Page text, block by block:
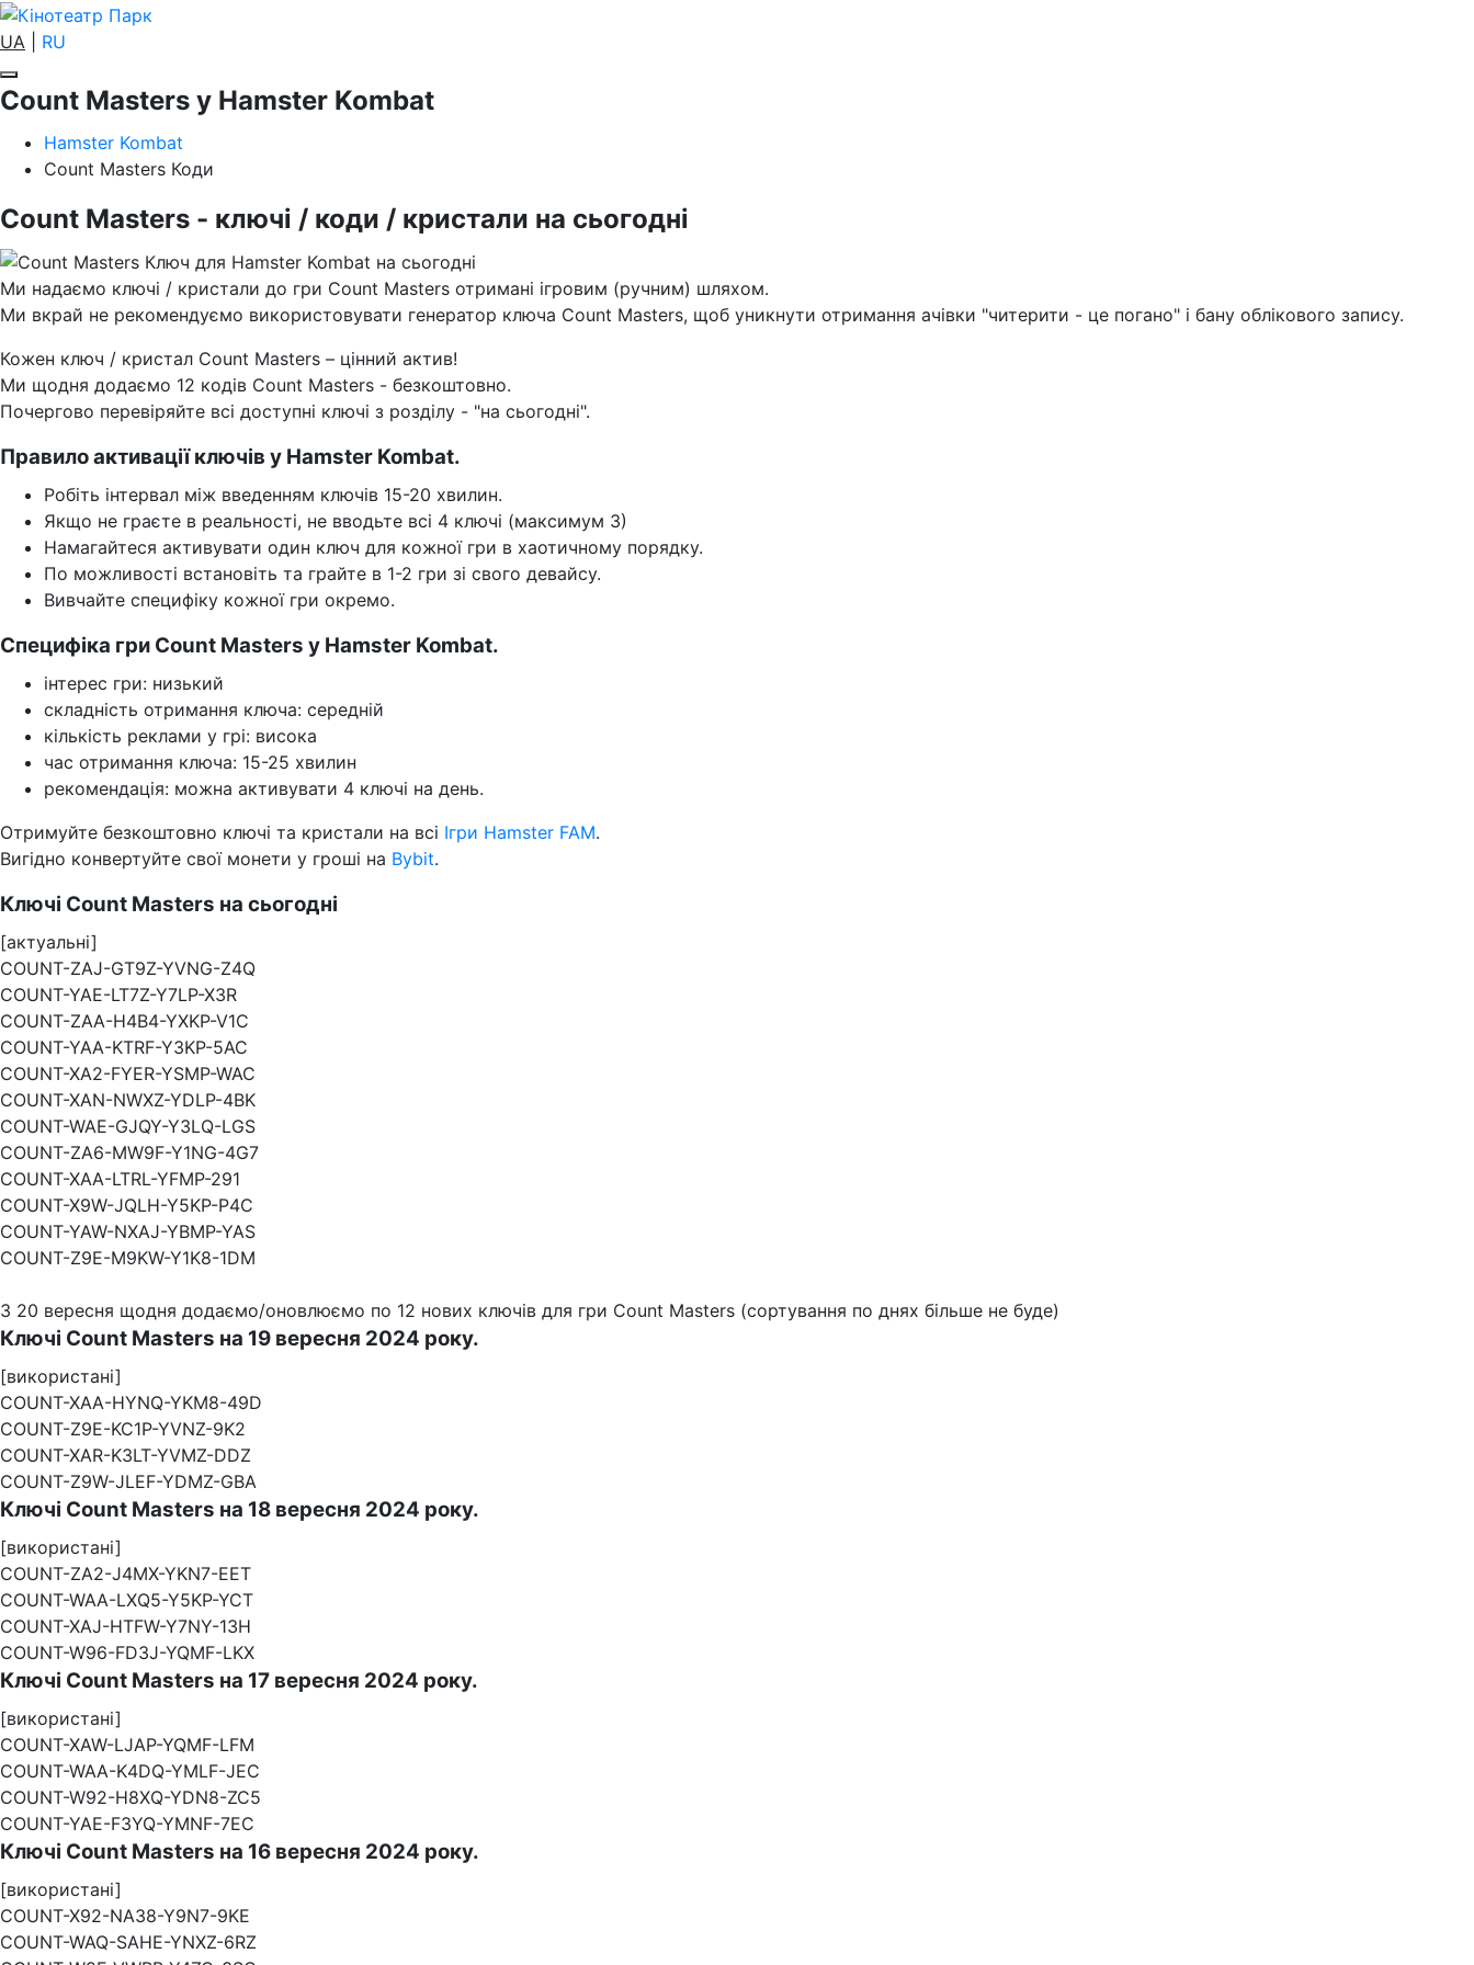
UA RU
Count Masters у Hamster Kombat
Hamster Kombat
Count Masters Коди
Count Masters - ключі / коди / кристали на сьогодні
Ми надаємо ключі / кристали до гри Count Masters отримані ігровим (ручним) шляхом.
Ми вкрай не рекомендуємо використовувати генератор ключа Count Masters, щоб уникнути отримання ачівки "читерити - це погано" і бану облікового запису.
Кожен ключ / кристал Count Masters – цінний актив!
Ми щодня додаємо 12 кодів Count Masters - безкоштовно.
Почергово перевіряйте всі доступні ключі з розділу - "на сьогодні".
Правило активації ключів у Hamster Kombat.
Робіть інтервал між введенням ключів 15-20 хвилин.
Якщо не граєте в реальності, не вводьте всі 4 ключі (максимум 3)
Намагайтеся активувати один ключ для кожної гри в хаотичному порядку.
По можливості встановіть та грайте в 1-2 гри зі свого девайсу.
Вивчайте специфіку кожної гри окремо.
Специфіка гри Count Masters у Hamster Kombat.
інтерес гри: низький
складність отримання ключа: середній
кількість реклами у грі: висока
час отримання ключа: 15-25 хвилин
рекомендація: можна активувати 4 ключі на день.
Отримуйте безкоштовно ключі та кристали на всі Ігри Hamster FAM.
Вигідно конвертуйте свої монети у гроші на Bybit.
Ключі Count Masters на сьогодні
[актуальні]
COUNT-ZAJ-GT9Z-YVNG-Z4Q
COUNT-YAE-LT7Z-Y7LP-X3R
COUNT-ZAA-H4B4-YXKP-V1C
COUNT-YAA-KTRF-Y3KP-5AC
COUNT-XA2-FYER-YSMP-WAC
COUNT-XAN-NWXZ-YDLP-4BK
COUNT-WAE-GJQY-Y3LQ-LGS
COUNT-ZA6-MW9F-Y1NG-4G7
COUNT-XAA-LTRL-YFMP-291
COUNT-X9W-JQLH-Y5KP-P4C
COUNT-YAW-NXAJ-YBMP-YAS
COUNT-Z9E-M9KW-Y1K8-1DM
З 20 вересня щодня додаємо/оновлюємо по 12 нових ключів для гри Count Masters (сортування по днях більше не буде)
Ключі Count Masters на 19 вересня 2024 року.
[використані]
COUNT-XAA-HYNQ-YKM8-49D
COUNT-Z9E-KC1P-YVNZ-9K2
COUNT-XAR-K3LT-YVMZ-DDZ
COUNT-Z9W-JLEF-YDMZ-GBA
Ключі Count Masters на 18 вересня 2024 року.
[використані]
COUNT-ZA2-J4MX-YKN7-EET
COUNT-WAA-LXQ5-Y5KP-YCT
COUNT-XAJ-HTFW-Y7NY-13H
COUNT-W96-FD3J-YQMF-LKX
Ключі Count Masters на 17 вересня 2024 року.
[використані]
COUNT-XAW-LJAP-YQMF-LFM
COUNT-WAA-K4DQ-YMLF-JEC
COUNT-W92-H8XQ-YDN8-ZC5
COUNT-YAE-F3YQ-YMNF-7EC
Ключі Count Masters на 16 вересня 2024 року.
[використані]
COUNT-X92-NA38-Y9N7-9KE
COUNT-WAQ-SAHE-YNXZ-6RZ